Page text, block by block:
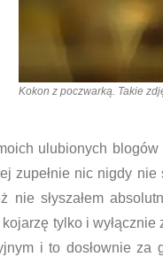
Kokon z poczwarką. Takie
ulubionych blogów
zupełnie nic nigdy
nie słyszałem
kojarzę tylko i
i to dosłownie za